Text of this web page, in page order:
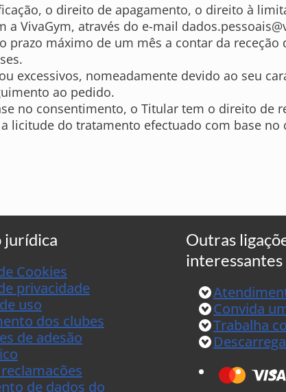
o direito de apagamento, o direito à
VivaGym, através do e-mail
máximo de um mês a contar da receção
nomeadamente devido ao seu
ao pedido.
no consentimento, o Titular tem o direito de
do tratamento efectuado com base
jurídica
Cookies
privacidade
uso
dos clubes
de adesão
de dados do
Outras
interessantes
Convida
Trabalha